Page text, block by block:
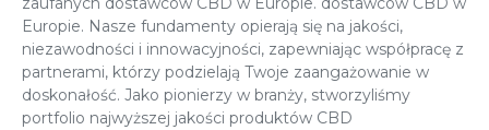
Europie. Nasze fundamenty opierają się na jakości,
niezawodności i innowacyjności, zapewniając współpracę z
partnerami, którzy podzielają Twoje zaangażowanie w
doskonałość. Jako pionierzy w branży, stworzyliśmy
portfolio najwyższej jakości produktów CBD